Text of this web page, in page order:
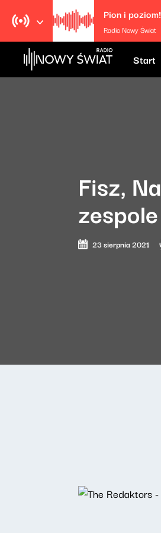
Pion i poziom!
Radio Nowy Świat
Start
Fisz,
23 sierpnia 2021